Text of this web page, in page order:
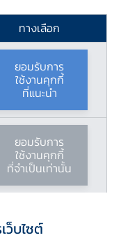
ล
ม
คม
ทางเลือก
ยอมรับการ
ใช้งานคุกกี้
ที่แนะนำ
ยอมรับการ
ใช้งานคุกกี้
ที่จำเป็นเท่านั้น
ว็บไซต์